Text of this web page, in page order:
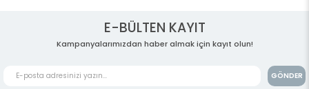
E-BÜLTEN KAYIT
Kampanyalarımızdan haber almak için kayıt olun!
GÖNDER